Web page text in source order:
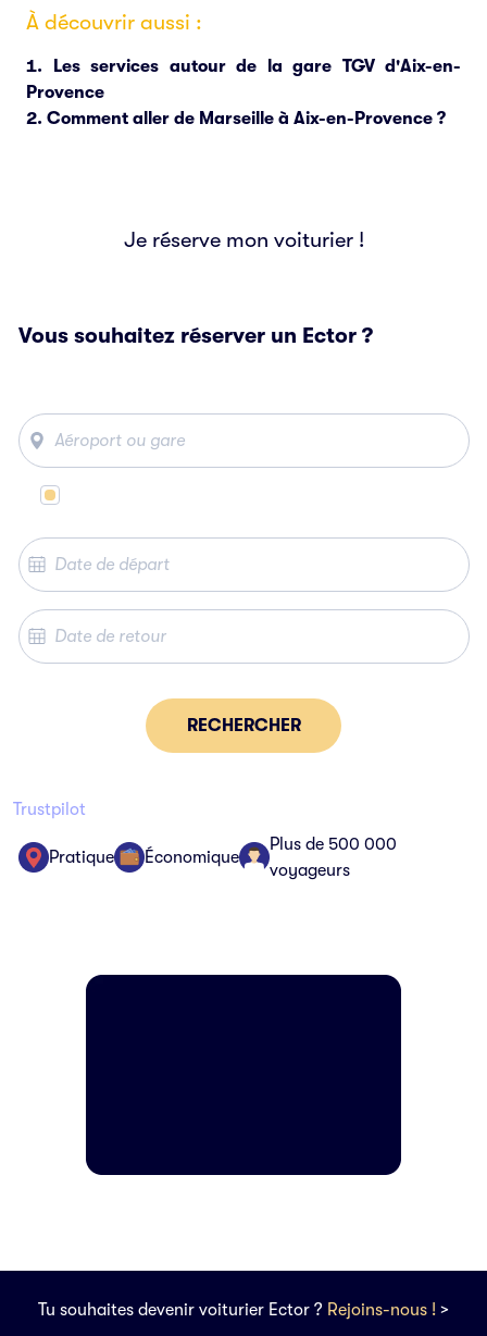
À découvrir aussi :
Les services autour de la gare TGV d'Aix-en-
Provence
Comment aller de Marseille à Aix-en-Provence ?
Je réserve mon voiturier !
Vous souhaitez réserver un Ector ?
RECHERCHER
Trustpilot
Pratique Économique
Plus de 500 000
voyageurs
Tu souhaites devenir voiturier Ector ? Rejoins-nous ! >